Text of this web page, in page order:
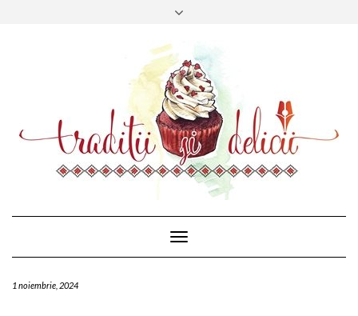
Toggle
Navigation
1 noiembrie, 2024